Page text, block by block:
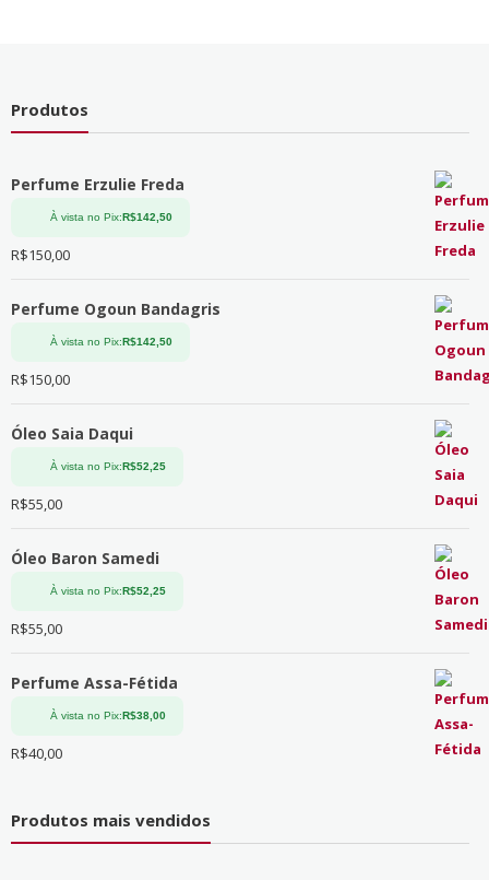
Produtos
Perfume Erzulie Freda
À vista no Pix:R$142,50
R$150,00
Perfume Ogoun Bandagris
À vista no Pix:R$142,50
R$150,00
Óleo Saia Daqui
À vista no Pix:R$52,25
R$55,00
Óleo Baron Samedi
À vista no Pix:R$52,25
R$55,00
Perfume Assa-Fétida
À vista no Pix:R$38,00
R$40,00
Produtos mais vendidos